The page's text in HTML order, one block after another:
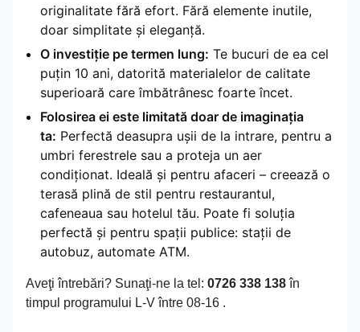
originalitate fără efort. Fără elemente inutile,
doar simplitate și eleganță.
O investiție pe termen lung: Te bucuri de ea cel
puțin 10 ani, datorită materialelor de calitate
superioară care îmbătrânesc foarte încet.
Folosirea ei este limitată doar de imaginația
ta: Perfectă deasupra ușii de la intrare, pentru a
umbri ferestrele sau a proteja un aer
condiționat. Ideală și pentru afaceri – creează o
terasă plină de stil pentru restaurantul,
cafeneaua sau hotelul tău. Poate fi soluția
perfectă și pentru spații publice: stații de
autobuz, automate ATM.
Aveţi întrebări? Sunaţi-ne la tel: 0726 338 138în
timpul programului L-V între 08-16 .